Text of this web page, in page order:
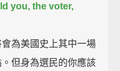
you, the voter,
為美國史上其中一場
但身為選民的你應該